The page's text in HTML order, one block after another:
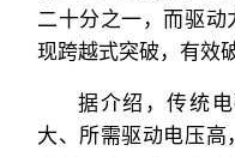
二十分之一，而驱
现跨越式突破，有效
据介绍，传统
大、所需驱动电压